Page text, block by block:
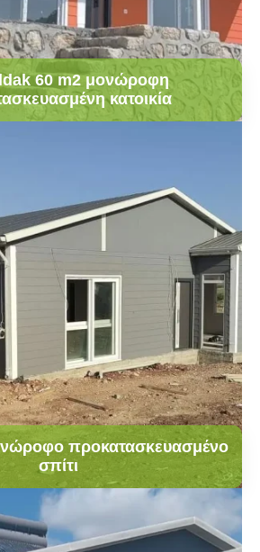
60 m2 μονώροφη
κατοικία
προκατασκευασμένο
σπίτι